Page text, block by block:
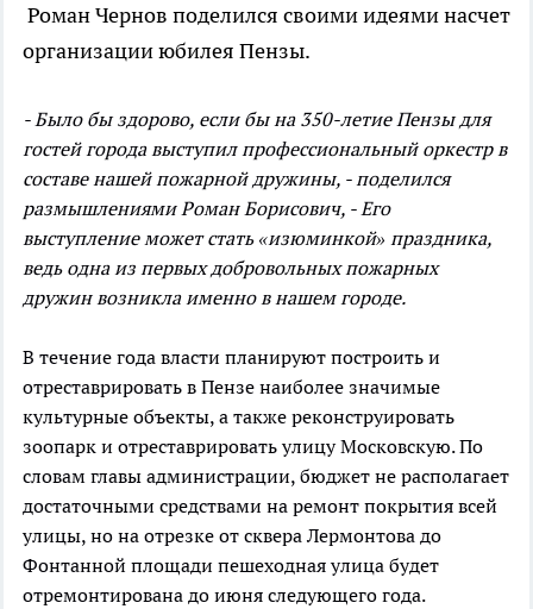
Роман Чернов поделился своими идеями насчет
организации юбилея Пензы.
- Было бы здорово, если бы на 350-летие Пензы для
гостей города выступил профессиональный оркестр в
составе нашей пожарной дружины, - поделился
размышлениями Роман Борисович, - Его
выступление может стать «изюминкой» праздника,
ведь одна из первых добровольных пожарных
дружин возникла именно в нашем городе.
В течение года власти планируют построить и
отреставрировать в Пензе наиболее значимые
культурные объекты, а также реконструировать
зоопарк и отреставрировать улицу Московскую. По
словам главы администрации, бюджет не располагает
достаточными средствами на ремонт покрытия всей
улицы, но на отрезке от сквера Лермонтова до
Фонтанной площади пешеходная улица будет
отремонтирована до июня следующего года.